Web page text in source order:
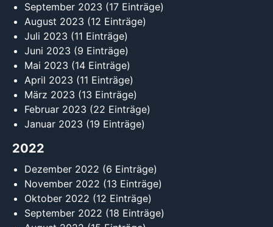
September 2023 (17 Einträge)
August 2023 (12 Einträge)
Juli 2023 (11 Einträge)
Juni 2023 (9 Einträge)
Mai 2023 (14 Einträge)
April 2023 (11 Einträge)
März 2023 (13 Einträge)
Februar 2023 (22 Einträge)
Januar 2023 (19 Einträge)
2022
Dezember 2022 (6 Einträge)
November 2022 (13 Einträge)
Oktober 2022 (12 Einträge)
September 2022 (18 Einträge)